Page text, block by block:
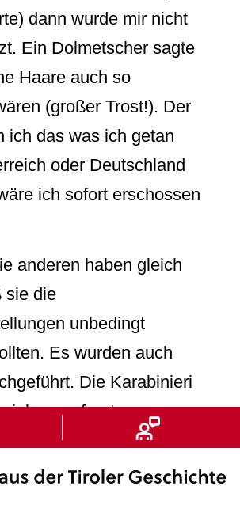
dann wurde mir nicht
Ein Dolmetscher sagte
Haare auch so
(großer Trost!). Der
ich das was ich getan
oder Deutschland
ich sofort erschossen
anderen haben gleich
sie die
unbedingt
Es wurden auch
Die Karabinieri
ausgefragt, von
gar keine Spur.
zu verstehen